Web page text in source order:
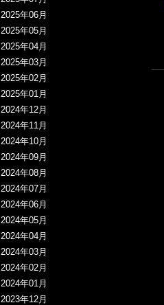
2025年06月
2025年05月
2025年04月
2025年03月
2025年02月
2025年01月
2024年12月
2024年11月
2024年10月
2024年09月
2024年08月
2024年07月
2024年06月
2024年05月
2024年04月
2024年03月
2024年02月
2024年01月
2023年12月